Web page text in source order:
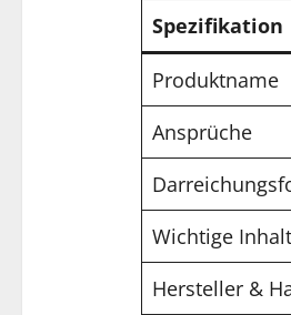
Spezifikation
Produktname
Ansprüche
Wichtige
Hersteller &